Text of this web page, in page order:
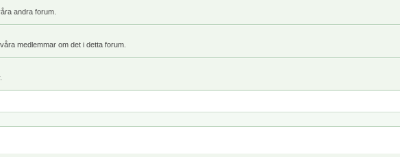
andra forum.
medlemmar om det i detta forum.